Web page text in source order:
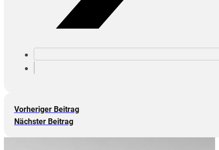
Vorheriger Beitrag
Nächster Beitrag